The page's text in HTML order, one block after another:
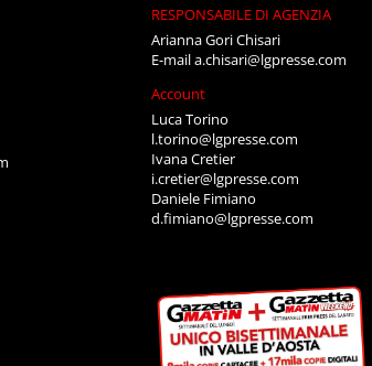
RESPONSABILE DI AGENZIA
Arianna Gori Chisari
E-maila.chisari@lgpresse.com
Account
Luca Torino
l.torino@lgpresse.com
Ivana Cretier
i.cretier@lgpresse.com
Daniele Fimiano
d.fimiano@lgpresse.com